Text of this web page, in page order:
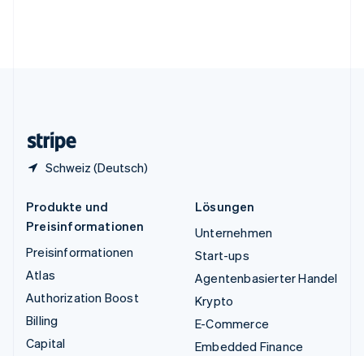
Schweiz (Deutsch)
Produkte und
Preisinformationen
Preisinformationen
Atlas
Authorization Boost
Billing
Capital
Lösungen
Unternehmen
Start-ups
Agentenbasierter Handel
Krypto
E-Commerce
Embedded Finance